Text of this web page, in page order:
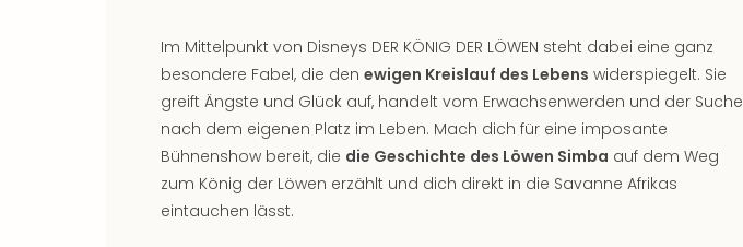
Im Mittelpunkt von Disneys DER KÖNIG DER LÖWEN steht dabei eine ganz
besondere Fabel, die den ewigen Kreislauf des Lebens widerspiegelt. Sie
greift Ängste und Glück auf, handelt vom Erwachsenwerden und der Suche
nach dem eigenen Platz im Leben. Mach dich für eine imposante
Bühnenshow bereit, die die Geschichte des Löwen Simba auf dem Weg
zum König der Löwen erzählt und dich direkt in die Savanne Afrikas
eintauchen lässt.